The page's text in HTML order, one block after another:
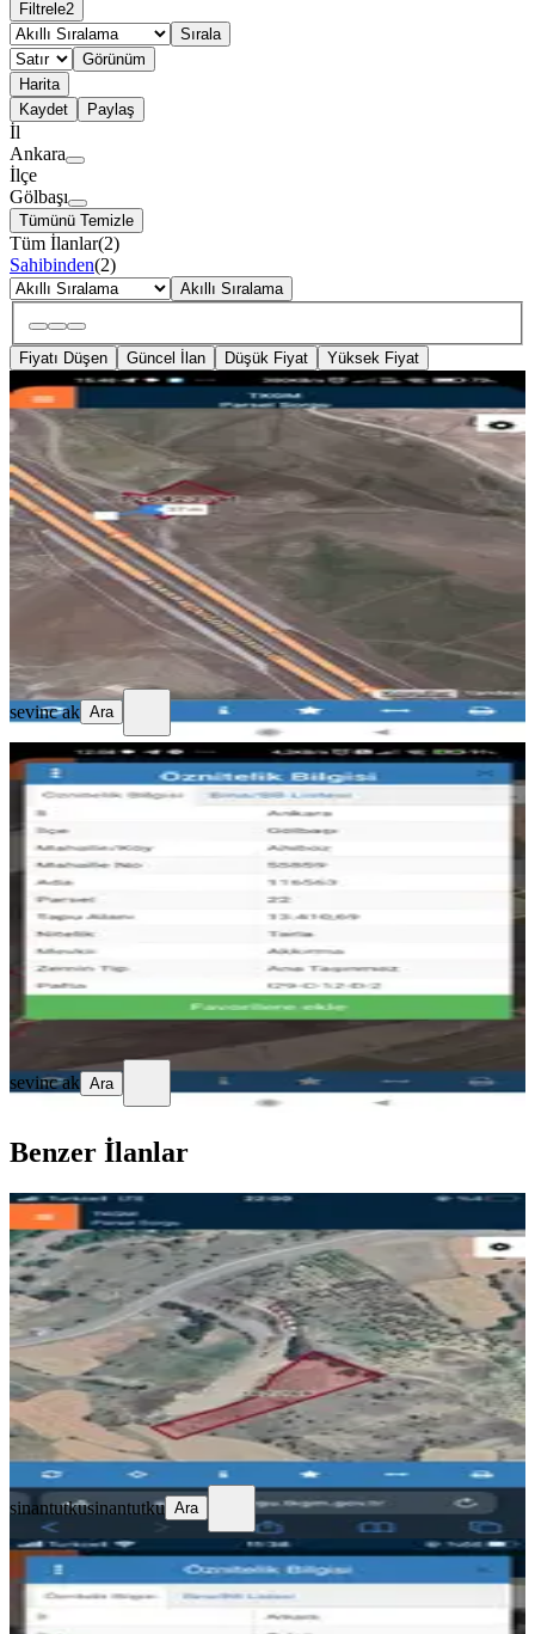
Filtrele2
Sırala
Görünüm
Harita
Kaydet
Paylaş
İl
Ankara
İlçe
Gölbaşı
Tümünü Temizle
Tüm İlanlar(2)
Sahibinden(2)
Akıllı Sıralama
Fiyatı Düşen Güncel İlan Düşük Fiyat Yüksek Fiyat
Karagedik Niğde Otoban Yolu Yani
Arazi
Gölbaşı, Karagedik Aydın Mahallesi
277101 m²
0/m²· 04.09.2025
5.000 ₺
Ara
sevinc ak Ara
Ankara Gölbaşı Ahiboz 28.100 Metre
Arazi Kiralik
Gölbaşı, Ahiboz Mahallesi
2.000/m²·30.08.2025
sevinc ak
Ara
sevinc ak Ara
Benzer İlanlar
Sahibinden Ankara Çubuk Tarla
Çubuk, Yılmazköy Mahallesi
6120 m²·9/m²·12.07.2026
55.000 ₺
sinantutkusinantutku
Ara
sinantutkusinantutku Ara
Sahibinden Ankara Çubuk Da Ekilir
Biçilir Tatla